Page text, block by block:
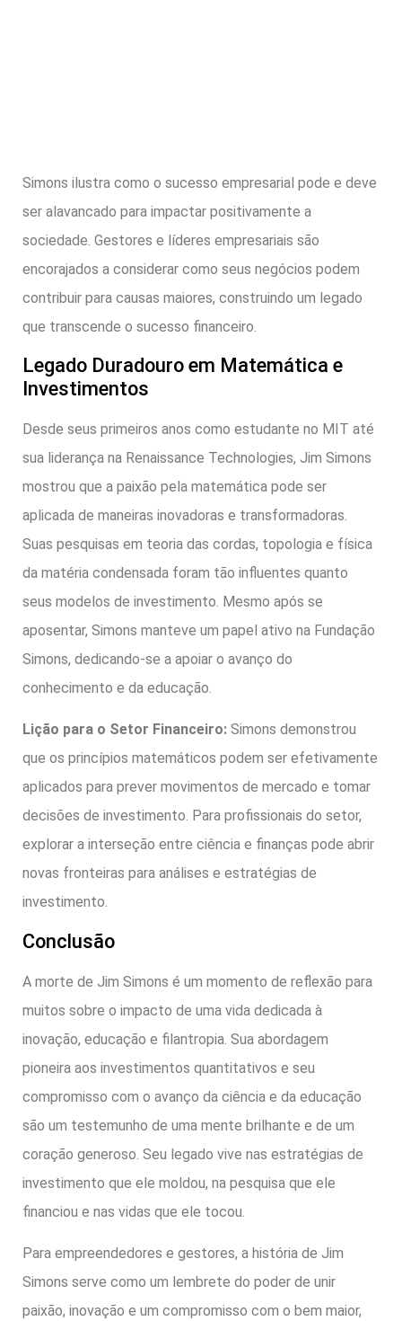
Simons ilustra como o sucesso empresarial pode e deve
ser alavancado para impactar positivamente a
sociedade. Gestores e líderes empresariais são
encorajados a considerar como seus negócios podem
contribuir para causas maiores, construindo um legado
que transcende o sucesso financeiro.
Legado Duradouro em Matemática e
Investimentos
Desde seus primeiros anos como estudante no MIT até
sua liderança na Renaissance Technologies, Jim Simons
mostrou que a paixão pela matemática pode ser
aplicada de maneiras inovadoras e transformadoras.
Suas pesquisas em teoria das cordas, topologia e física
da matéria condensada foram tão influentes quanto
seus modelos de investimento. Mesmo após se
aposentar, Simons manteve um papel ativo na Fundação
Simons, dedicando-se a apoiar o avanço do
conhecimento e da educação.
Lição para o Setor Financeiro: Simons demonstrou
que os princípios matemáticos podem ser efetivamente
aplicados para prever movimentos de mercado e tomar
decisões de investimento. Para profissionais do setor,
explorar a interseção entre ciência e finanças pode abrir
novas fronteiras para análises e estratégias de
investimento.
Conclusão
A morte de Jim Simons é um momento de reflexão para
muitos sobre o impacto de uma vida dedicada à
inovação, educação e filantropia. Sua abordagem
pioneira aos investimentos quantitativos e seu
compromisso com o avanço da ciência e da educação
são um testemunho de uma mente brilhante e de um
coração generoso. Seu legado vive nas estratégias de
investimento que ele moldou, na pesquisa que ele
financiou e nas vidas que ele tocou.
Para empreendedores e gestores, a história de Jim
Simons serve como um lembrete do poder de unir
paixão, inovação e um compromisso com o bem maior,